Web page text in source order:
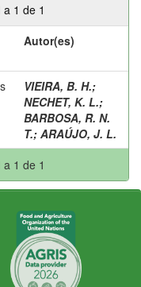
1 de 1
Autor(es)
VIEIRA, B. H.;
NECHET, K. L.;
BARBOSA, R. N.
T.; ARAÚJO, J. L.
1 de 1